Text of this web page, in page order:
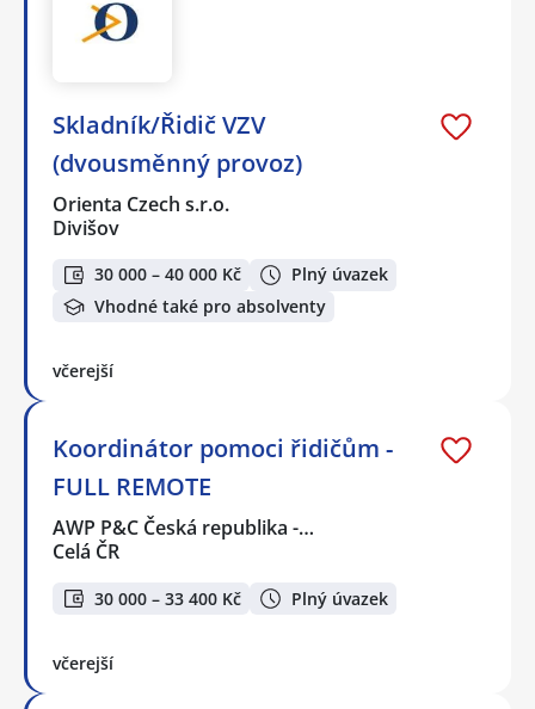
Skladník/Řidič VZV
(dvousměnný provoz)
Orienta Czech s.r.o.
Divišov
30 000 – 40 000 Kč
Plný úvazek
Vhodné také pro absolventy
včerejší
Koordinátor pomoci řidičům -
FULL REMOTE
AWP P&C Česká republika -…
Celá ČR
30 000 – 33 400 Kč Plný úvazek
včerejší